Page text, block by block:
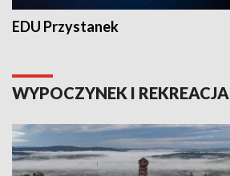
EDU Przystanek
WYPOCZYNEK I REKREACJA